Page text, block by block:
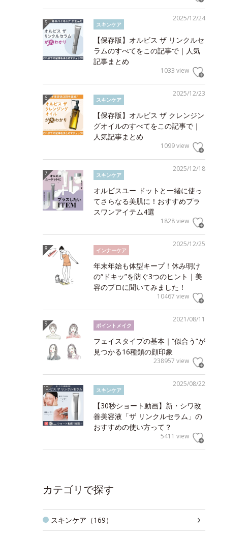
2025/12/24
スキンケア
【保存版】オルビス ザ リンクルセ
ラムのすべてをこの記事で｜人気
記事まとめ
1033 view
2025/12/23
スキンケア
【保存版】オルビス ザ クレンジン
グオイルのすべてをこの記事で｜
人気記事まとめ
1099 view
2025/12/18
スキンケア
オルビスユー ドットと一緒に使っ
てさらなる美肌に！おすすめプラ
スワンアイテム4選
1828 view
2025/12/25
インナーケア
年末年始も体型キープ！休み明け
の“ドキッ”を防ぐ3つのヒント｜美
容のプロに聞いてみました！
10467 view
2021/08/11
ポイントメイク
フェイスタイプの基本｜“似合う”が
見つかる16種類の顔印象
238957 view
2025/08/22
スキンケア
【30秒ショート動画】新・シワ改
善美容液「ザ リンクルセラム」の
おすすめの使い方って？
5411 view
カテゴリで探す
スキンケア（169）